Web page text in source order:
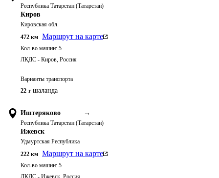
Республика Татарстан (Татарстан)
Киров
Кировская обл.
472 км Маршрут на карте
Кол-во машин: 5
ЛКДС - Киров, Россия
Варианты транспорта
22 т шаланда
Иштеряково →
Республика Татарстан (Татарстан)
Ижевск
Удмуртская Республика
222 км Маршрут на карте
Кол-во машин: 5
ЛКДС - Ижевск, Россия